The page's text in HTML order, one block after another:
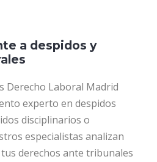
a despidos y
Derecho Laboral Madrid
experto en despidos
disciplinarios o
especialistas analizan
derechos ante tribunales